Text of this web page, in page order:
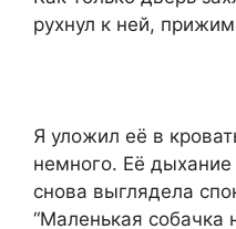
рухнул к ней,
Я уложил её в
немного. Её
снова выглядела
“Маленькая собачка